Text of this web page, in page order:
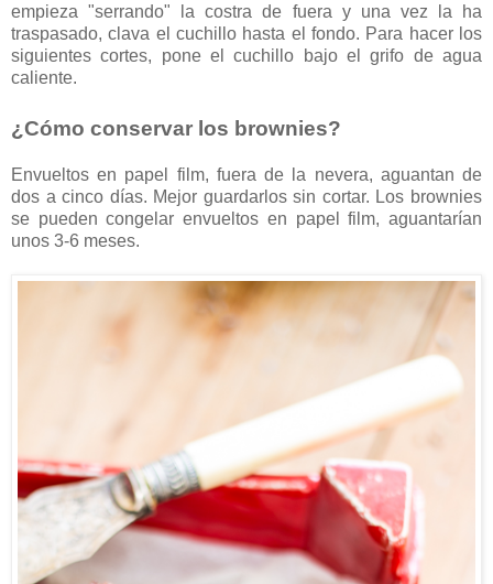
empieza "serrando" la costra de fuera y una vez la ha
traspasado, clava el cuchillo hasta el fondo. Para hacer los
siguientes cortes, pone el cuchillo bajo el grifo de agua
caliente.
¿Cómo conservar los brownies?
Envueltos en papel film, fuera de la nevera, aguantan de
dos a cinco días. Mejor guardarlos sin cortar. Los brownies
se pueden congelar envueltos en papel film, aguantarían
unos 3-6 meses.